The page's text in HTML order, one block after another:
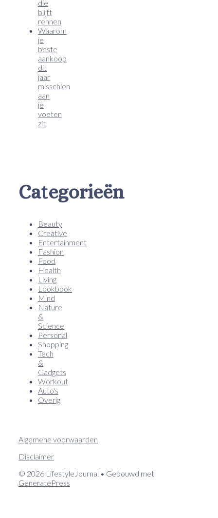
die
blijft
rennen
Waarom
je
beste
aankoop
dit
jaar
misschien
aan
je
voeten
zit
Categorieën
Beauty
Creative
Entertainment
Fashion
Food
Health
Living
Lookbook
Mind
Nature
&
Science
Personal
Shopping
Tech
&
Gadgets
Workout
Auto's
Overig
Algemene voorwaarden
Disclaimer
© 2026 LifestyleJournal • Gebouwd met
GeneratePress